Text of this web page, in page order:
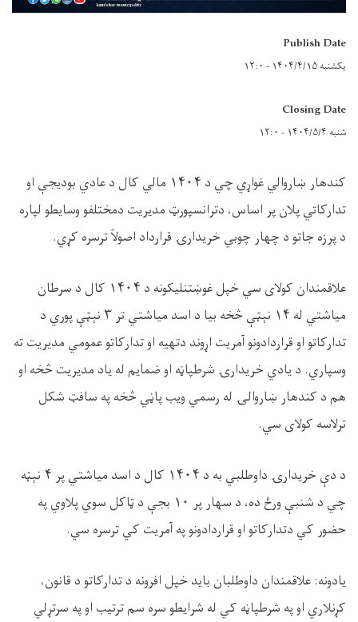
Publish Date
یکشنبه ۱۴۰۴/۴/۱۵ - ۱۲:۰
Closing Date
شنبه ۱۴۰۴/۵/۴ - ۱۲:۰
کندهار ښاروالي غواړي چي د ۱۴۰۴ مالي کال د عادي بودیجې او
تدارکاتي پلان پر اساس، دترانسپورټ مدیریت دمختلفو وسایطو لپاره
د پرزه جاتو د چهار چوبي خریدارۍ قرارداد اصولاً ترسره کړي.
علاقمندان کولای سي خپل غوښتنلیکونه د ۱۴۰۴ کال د سرطان
میاشتي له ۱۴ نېټې څخه بیا د اسد میاشتي تر ۳ نېټې پوري د
تدارکاتو او قراردادونو آمریت اړوند دتهیه او تدارکاتو عمومي مدیریت ته
وسپاري. د یادي خریدارۍ شرطپاڼه او ضمایم له یاد مدیریت څخه او
هم د کندهار ښاروالۍ له رسمي ویب پاڼي څخه په سافټ شکل
ترلاسه کولای سي.
د دې خریدارۍ داوطلبي به د ۱۴۰۴ کال د اسد میاشتي پر ۴ نېټه
چي د شنبې ورځ ده، د سهار پر ۱۰ بجې د ټاکل سوي پلاوي په
حضور کي دتدارکاتو او قراردادونو په آمریت کي ترسره سي.
یادونه: علاقمندان داوطلبان بايد خپل افرونه د تدارکاتو د قانون،
کړنلاري او په شرطپاڼه کي له شرايطو سره سم ترتيب او په سرتړلي